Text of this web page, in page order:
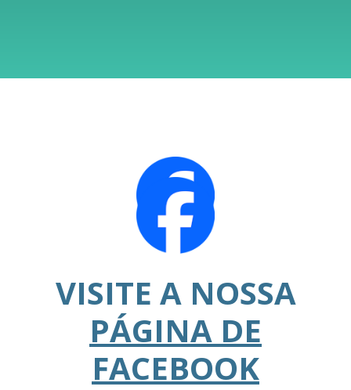
VISITE A NOSSA
PÁGINA DE
FACEBOOK